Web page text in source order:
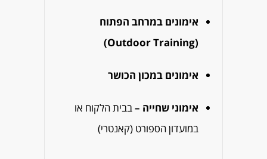
אימונים במרחב הפתוח
(Outdoor Training)
אימונים במכון הכושר
אימוני שחייה –בבית הלקוח או
במועדון הספורט (קאנטרי)